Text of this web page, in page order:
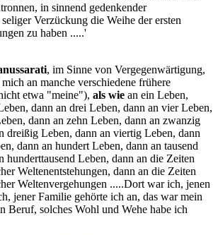
in sinnend gedenkender
Verzückung die Weihe der ersten
zu haben .....'
, im Sinne von Vergegenwärtigung,
an manche verschiedene frühere
etwa "meine"), als wie an ein Leben,
dann an drei Leben, dann an vier Leben,
dann an zehn Leben, dann an zwanzig
dreißig Leben, dann an viertig Leben, dann
dann an hundert Leben, dann an tausend
hunderttausend Leben, dann an die Zeiten
Weltenentstehungen, dann an die Zeiten
Weltenvergehungen .....Dort war ich, jenen
jener Familie gehörte ich an, das war mein
Beruf, solches Wohl und Wehe habe ich